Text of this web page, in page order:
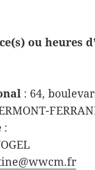
ou heures
: 64,
: